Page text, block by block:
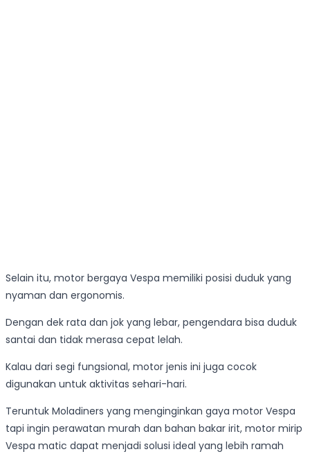
Selain itu, motor bergaya Vespa memiliki posisi duduk yang
nyaman dan ergonomis.
Dengan dek rata dan jok yang lebar, pengendara bisa duduk
santai dan tidak merasa cepat lelah.
Kalau dari segi fungsional, motor jenis ini juga cocok
digunakan untuk aktivitas sehari-hari.
Teruntuk Moladiners yang menginginkan gaya motor Vespa
tapi ingin perawatan murah dan bahan bakar irit, motor mirip
Vespa matic dapat menjadi solusi ideal yang lebih ramah